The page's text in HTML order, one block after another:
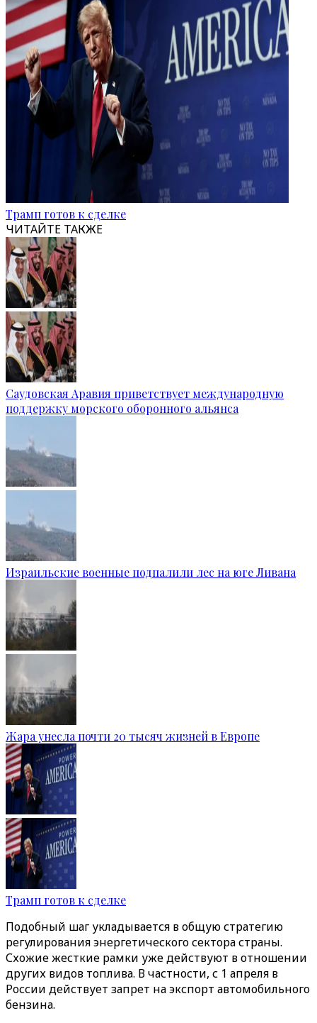
Трамп готов к сделке
ЧИТАЙТЕ ТАКЖЕ
Саудовская Аравия приветствует международную
поддержку морского оборонного альянса
Израильские военные подпалили лес на юге Ливана
Жара унесла почти 20 тысяч жизней в Европе
Трамп готов к сделке
Подобный шаг укладывается в общую стратегию
регулирования энергетического сектора страны.
Схожие жесткие рамки уже действуют в отношении
других видов топлива. В частности, с 1 апреля в
России действует запрет на экспорт автомобильного
бензина.